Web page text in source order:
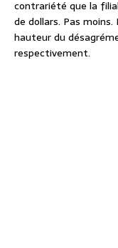
contrariété que la
de dollars. Pas
hauteur du
respectivement.